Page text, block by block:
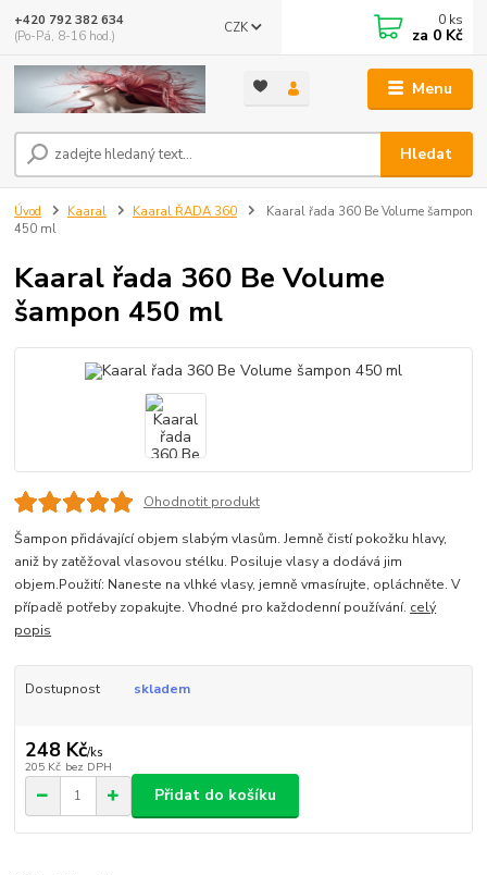
Menu
CZK
Hledat
+420 792 382 634
(Po-Pá, 8-16 hod.)
0 ks
za 0 Kč
Úvod Kaaral Kaaral ŘADA 360
Kaaral řada 360 Be Volume šampon
450 ml
Kaaral řada 360 Be Volume
šampon 450 ml
Ohodnotit produkt
Šampon přidávající objem slabým vlasům. Jemně čistí pokožku hlavy,
aniž by zatěžoval vlasovou stélku. Posiluje vlasy a dodává jim
objem.Použití: Naneste na vlhké vlasy, jemně vmasírujte, opláchněte. V
případě potřeby zopakujte. Vhodné pro každodenní používání. celý
popis
Dostupnost skladem
248 Kč/ks
205 Kč bez DPH
Přidat do košíku